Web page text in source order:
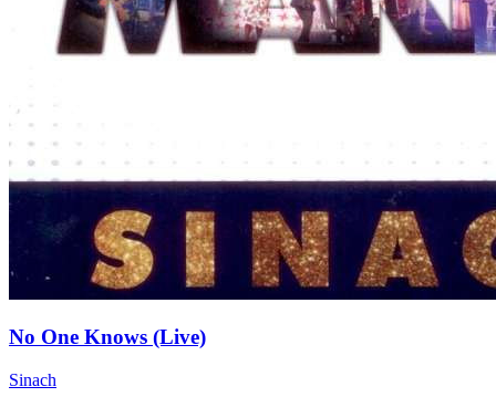
No One Knows (Live)
Sinach